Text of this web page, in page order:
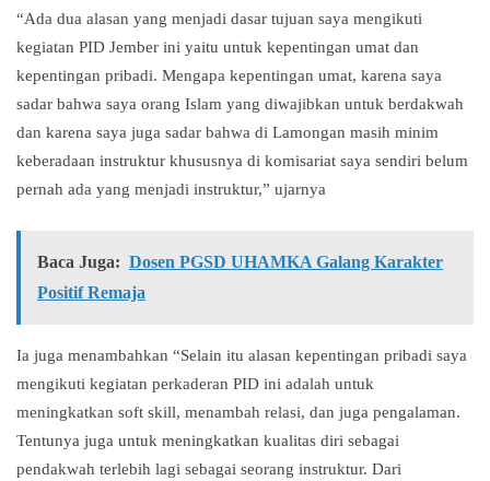
“Ada dua alasan yang menjadi dasar tujuan saya mengikuti
kegiatan PID Jember ini yaitu untuk kepentingan umat dan
kepentingan pribadi. Mengapa kepentingan umat, karena saya
sadar bahwa saya orang Islam yang diwajibkan untuk berdakwah
dan karena saya juga sadar bahwa di Lamongan masih minim
keberadaan instruktur khususnya di komisariat saya sendiri belum
pernah ada yang menjadi instruktur,” ujarnya
Baca Juga: Dosen PGSD UHAMKA Galang Karakter
Positif Remaja
Ia juga menambahkan “Selain itu alasan kepentingan pribadi saya
mengikuti kegiatan perkaderan PID ini adalah untuk
meningkatkan soft skill, menambah relasi, dan juga pengalaman.
Tentunya juga untuk meningkatkan kualitas diri sebagai
pendakwah terlebih lagi sebagai seorang instruktur. Dari